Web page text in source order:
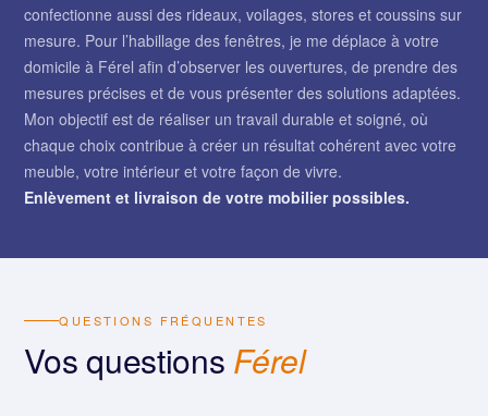
confectionne aussi des rideaux, voilages, stores et coussins sur
mesure. Pour l’habillage des fenêtres, je me déplace à votre
domicile à Férel afin d’observer les ouvertures, de prendre des
mesures précises et de vous présenter des solutions adaptées.
Mon objectif est de réaliser un travail durable et soigné, où
chaque choix contribue à créer un résultat cohérent avec votre
meuble, votre intérieur et votre façon de vivre.
Enlèvement et livraison de votre mobilier possibles.
QUESTIONS FRÉQUENTES
Vos questions Férel